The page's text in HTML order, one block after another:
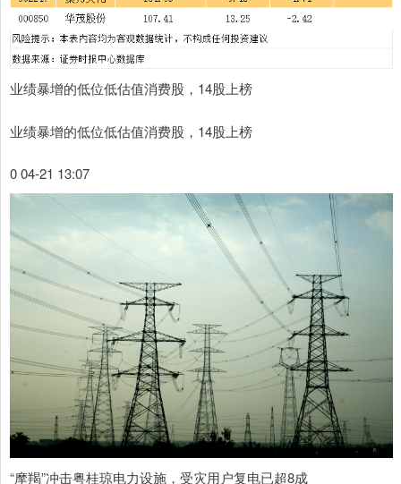
业绩暴增的低位低估值消费股，14股上榜
业绩暴增的低位低估值消费股，14股上榜
0 04-21 13:07
“摩羯”冲击粤桂琼电力设施，受灾用户复电已超8成